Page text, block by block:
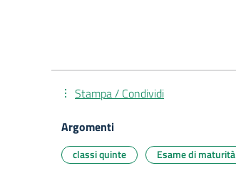
Stampa / Condividi
Argomenti
classi quinte
Esame di maturità